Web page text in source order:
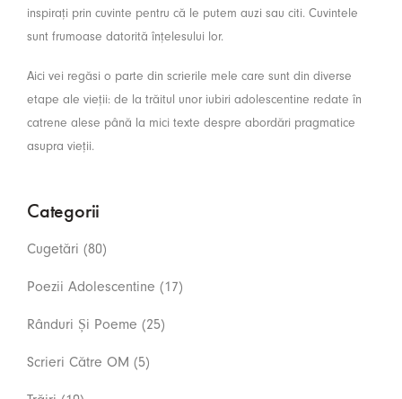
inspirați prin cuvinte pentru că le putem auzi sau citi. Cuvintele
sunt frumoase datorită înțelesului lor.
Aici vei regăsi o parte din scrierile mele care sunt din diverse
etape ale vieții: de la trăitul unor iubiri adolescentine redate în
catrene alese până la mici texte despre abordări pragmatice
asupra vieții.
Categorii
Cugetări (80)
Poezii Adolescentine (17)
Rânduri Și Poeme (25)
Scrieri Către OM (5)